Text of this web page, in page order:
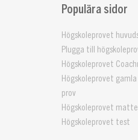
Populära sidor
Högskoleprovet
Plugga till
Högskoleprovet
Högskoleprovet gamla
prov
Högskoleprovet matte
Högskoleprovet test